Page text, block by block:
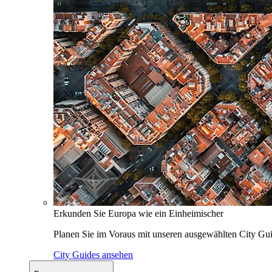
Erkunden Sie Europa wie ein Einheimischer
Planen Sie im Voraus mit unseren ausgewählten City
City Guides ansehen